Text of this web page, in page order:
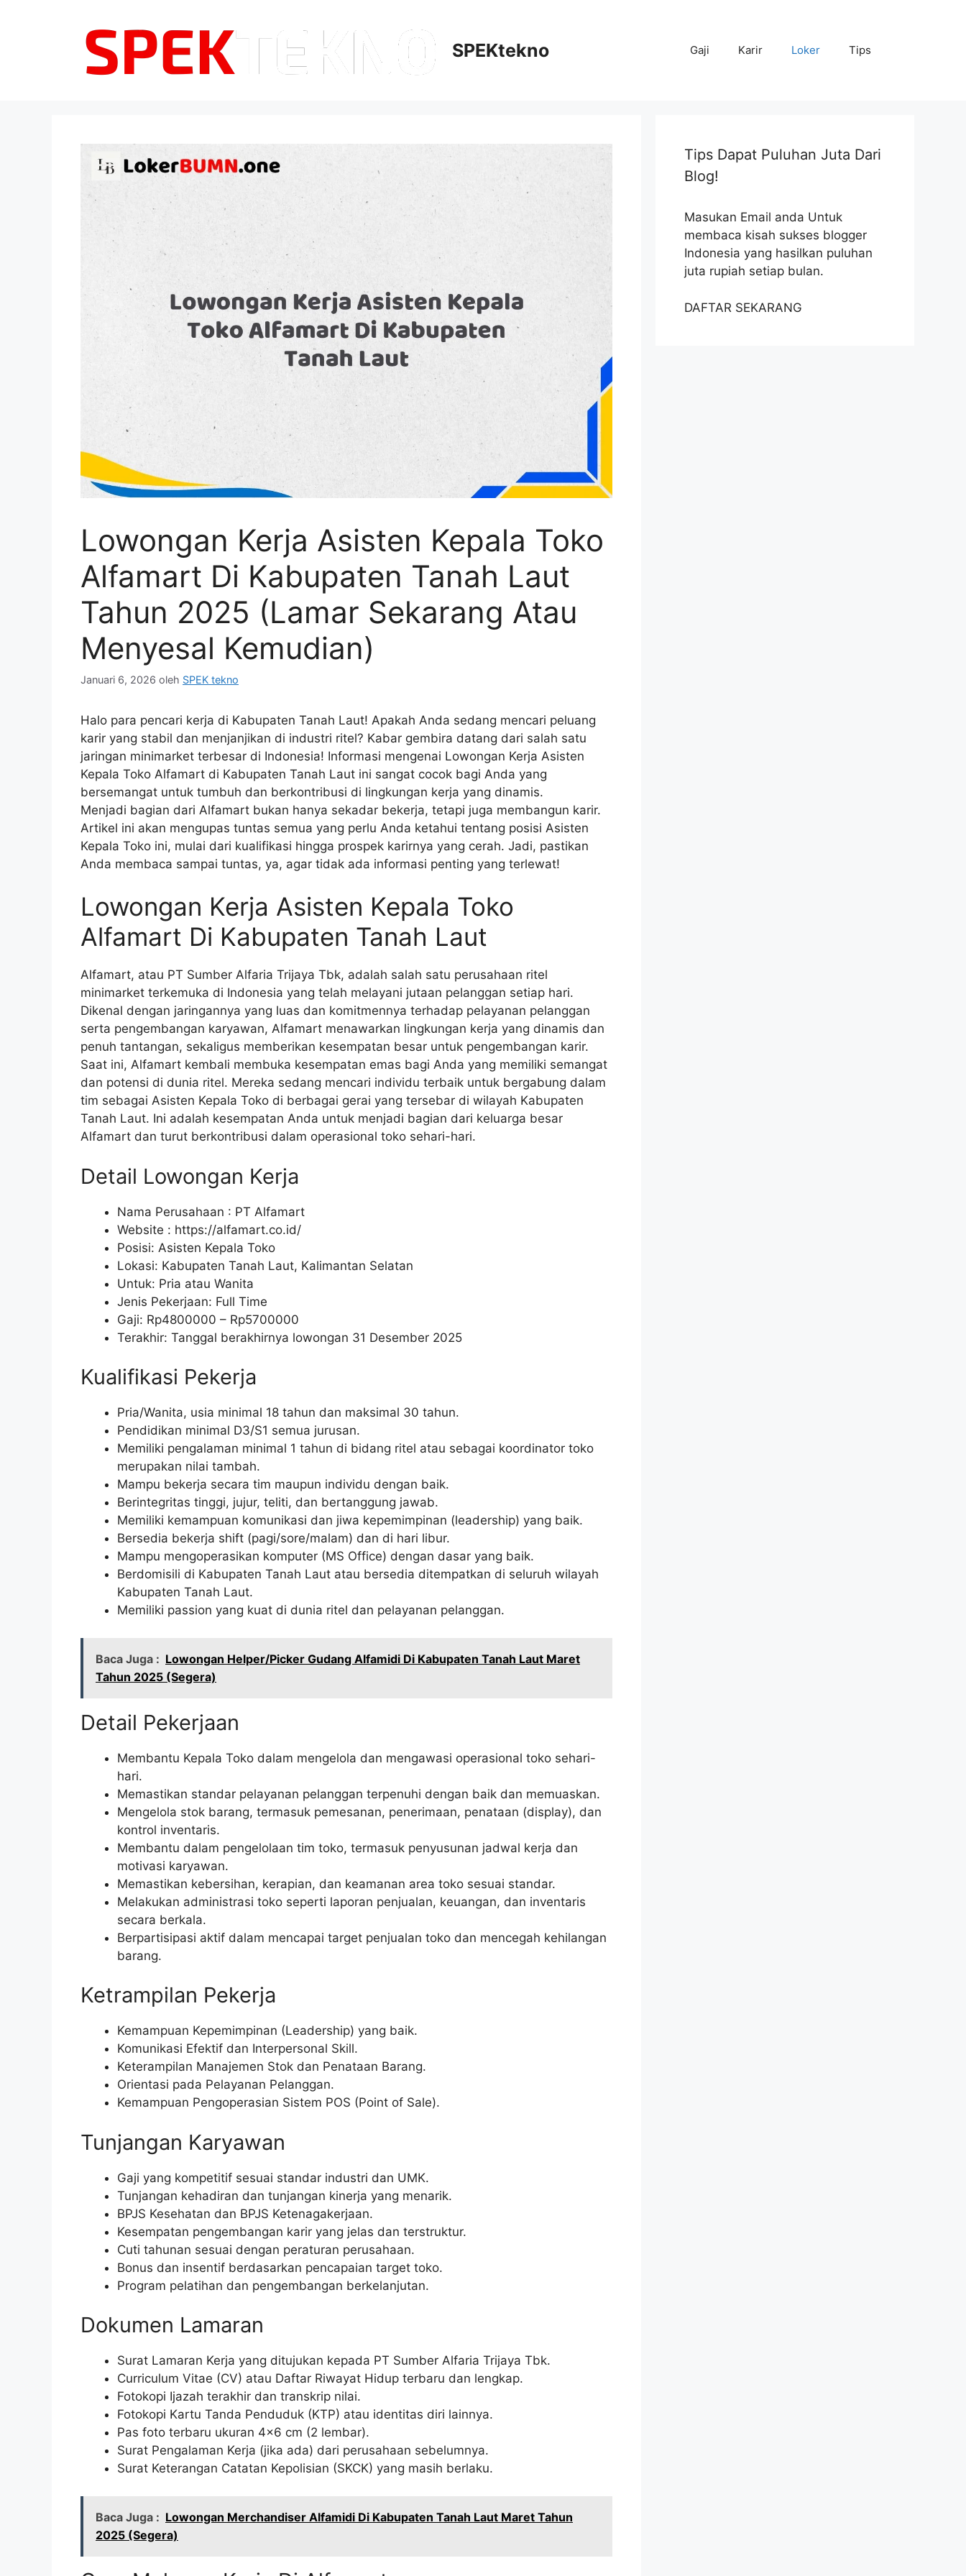
SPEKtekno Gaji Karir Loker Tips
Lowongan Kerja Asisten Kepala Toko
Alfamart Di Kabupaten Tanah Laut
Tahun 2025 (Lamar Sekarang Atau
Menyesal Kemudian)
Januari 6, 2026 oleh SPEK tekno
Halo para pencari kerja di Kabupaten Tanah Laut! Apakah Anda sedang mencari peluang
karir yang stabil dan menjanjikan di industri ritel? Kabar gembira datang dari salah satu
jaringan minimarket terbesar di Indonesia! Informasi mengenai Lowongan Kerja Asisten
Kepala Toko Alfamart di Kabupaten Tanah Laut ini sangat cocok bagi Anda yang
bersemangat untuk tumbuh dan berkontribusi di lingkungan kerja yang dinamis.
Menjadi bagian dari Alfamart bukan hanya sekadar bekerja, tetapi juga membangun karir.
Artikel ini akan mengupas tuntas semua yang perlu Anda ketahui tentang posisi Asisten
Kepala Toko ini, mulai dari kualifikasi hingga prospek karirnya yang cerah. Jadi, pastikan
Anda membaca sampai tuntas, ya, agar tidak ada informasi penting yang terlewat!
Lowongan Kerja Asisten Kepala Toko
Alfamart Di Kabupaten Tanah Laut
Alfamart, atau PT Sumber Alfaria Trijaya Tbk, adalah salah satu perusahaan ritel
minimarket terkemuka di Indonesia yang telah melayani jutaan pelanggan setiap hari.
Dikenal dengan jaringannya yang luas dan komitmennya terhadap pelayanan pelanggan
serta pengembangan karyawan, Alfamart menawarkan lingkungan kerja yang dinamis dan
penuh tantangan, sekaligus memberikan kesempatan besar untuk pengembangan karir.
Saat ini, Alfamart kembali membuka kesempatan emas bagi Anda yang memiliki semangat
dan potensi di dunia ritel. Mereka sedang mencari individu terbaik untuk bergabung dalam
tim sebagai Asisten Kepala Toko di berbagai gerai yang tersebar di wilayah Kabupaten
Tanah Laut. Ini adalah kesempatan Anda untuk menjadi bagian dari keluarga besar
Alfamart dan turut berkontribusi dalam operasional toko sehari-hari.
Detail Lowongan Kerja
Nama Perusahaan : PT Alfamart
Website : https://alfamart.co.id/
Posisi: Asisten Kepala Toko
Lokasi: Kabupaten Tanah Laut, Kalimantan Selatan
Untuk: Pria atau Wanita
Jenis Pekerjaan: Full Time
Gaji: Rp4800000 – Rp5700000
Terakhir: Tanggal berakhirnya lowongan 31 Desember 2025
Kualifikasi Pekerja
Pria/Wanita, usia minimal 18 tahun dan maksimal 30 tahun.
Pendidikan minimal D3/S1 semua jurusan.
Memiliki pengalaman minimal 1 tahun di bidang ritel atau sebagai koordinator toko
merupakan nilai tambah.
Mampu bekerja secara tim maupun individu dengan baik.
Berintegritas tinggi, jujur, teliti, dan bertanggung jawab.
Memiliki kemampuan komunikasi dan jiwa kepemimpinan (leadership) yang baik.
Bersedia bekerja shift (pagi/sore/malam) dan di hari libur.
Mampu mengoperasikan komputer (MS Office) dengan dasar yang baik.
Berdomisili di Kabupaten Tanah Laut atau bersedia ditempatkan di seluruh wilayah
Kabupaten Tanah Laut.
Memiliki passion yang kuat di dunia ritel dan pelayanan pelanggan.
Baca Juga : Lowongan Helper/Picker Gudang Alfamidi Di Kabupaten Tanah Laut Maret
Tahun 2025 (Segera)
Detail Pekerjaan
Membantu Kepala Toko dalam mengelola dan mengawasi operasional toko sehari-
hari.
Memastikan standar pelayanan pelanggan terpenuhi dengan baik dan memuaskan.
Mengelola stok barang, termasuk pemesanan, penerimaan, penataan (display), dan
kontrol inventaris.
Membantu dalam pengelolaan tim toko, termasuk penyusunan jadwal kerja dan
motivasi karyawan.
Memastikan kebersihan, kerapian, dan keamanan area toko sesuai standar.
Melakukan administrasi toko seperti laporan penjualan, keuangan, dan inventaris
secara berkala.
Berpartisipasi aktif dalam mencapai target penjualan toko dan mencegah kehilangan
barang.
Ketrampilan Pekerja
Kemampuan Kepemimpinan (Leadership) yang baik.
Komunikasi Efektif dan Interpersonal Skill.
Keterampilan Manajemen Stok dan Penataan Barang.
Orientasi pada Pelayanan Pelanggan.
Kemampuan Pengoperasian Sistem POS (Point of Sale).
Tunjangan Karyawan
Gaji yang kompetitif sesuai standar industri dan UMK.
Tunjangan kehadiran dan tunjangan kinerja yang menarik.
BPJS Kesehatan dan BPJS Ketenagakerjaan.
Kesempatan pengembangan karir yang jelas dan terstruktur.
Cuti tahunan sesuai dengan peraturan perusahaan.
Bonus dan insentif berdasarkan pencapaian target toko.
Program pelatihan dan pengembangan berkelanjutan.
Dokumen Lamaran
Surat Lamaran Kerja yang ditujukan kepada PT Sumber Alfaria Trijaya Tbk.
Curriculum Vitae (CV) atau Daftar Riwayat Hidup terbaru dan lengkap.
Fotokopi Ijazah terakhir dan transkrip nilai.
Fotokopi Kartu Tanda Penduduk (KTP) atau identitas diri lainnya.
Pas foto terbaru ukuran 4×6 cm (2 lembar).
Surat Pengalaman Kerja (jika ada) dari perusahaan sebelumnya.
Surat Keterangan Catatan Kepolisian (SKCK) yang masih berlaku.
Baca Juga : Lowongan Merchandiser Alfamidi Di Kabupaten Tanah Laut Maret Tahun
2025 (Segera)
Tips Dapat Puluhan Juta Dari
Blog!
Masukan Email anda Untuk
membaca kisah sukses blogger
Indonesia yang hasilkan puluhan
juta rupiah setiap bulan.
DAFTAR SEKARANG